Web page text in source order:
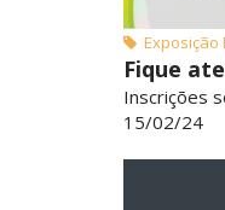
Exposição
Fique
Inscrições
15/02/24